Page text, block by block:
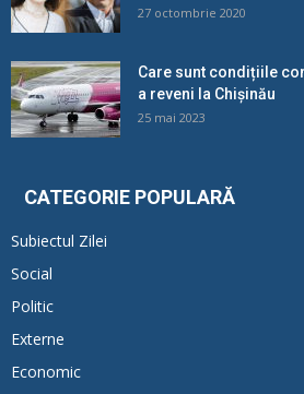
27 octombrie 2020
Care sunt condițiile
a reveni la Chișinău
25 mai 2023
CATEGORIE POPULARĂ
Subiectul Zilei
Social
Politic
Externe
Economic